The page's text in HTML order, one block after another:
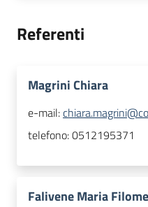
Referenti
Magrini Chiara
e-mail:
telefono:0512195371
Falivene Maria